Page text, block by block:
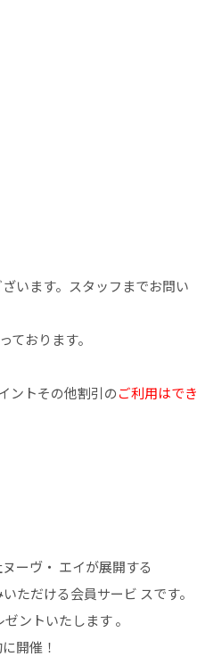
います。スタッフまでお問い
おります。
ントその他割引のご利用はでき
ーヴ・ エイが展開する
ただける会員サービ スです。
ントいたします 。
開催！